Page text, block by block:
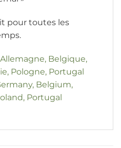
pour toutes les
Belgique,
Pologne, Portugal
Belgium,
Portugal